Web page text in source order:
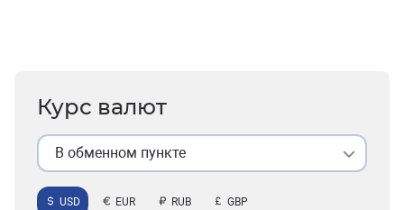
Курс валют
В обменном пункте
USD EUR RUB GBP